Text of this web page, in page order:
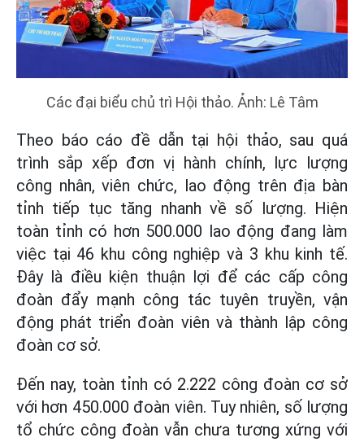
Các đại biểu chủ trì Hội thảo. Ảnh: Lê Tâm
Theo báo cáo đề dẫn tại hội thảo, sau quá
trình sắp xếp đơn vị hành chính, lực lượng
công nhân, viên chức, lao động trên địa bàn
tỉnh tiếp tục tăng nhanh về số lượng. Hiện
toàn tỉnh có hơn 500.000 lao động đang làm
việc tại 46 khu công nghiệp và 3 khu kinh tế.
Đây là điều kiện thuận lợi để các cấp công
đoàn đẩy mạnh công tác tuyên truyền, vận
động phát triển đoàn viên và thành lập công
đoàn cơ sở.
Đến nay, toàn tỉnh có 2.222 công đoàn cơ sở
với hơn 450.000 đoàn viên. Tuy nhiên, số lượng
tổ chức công đoàn vẫn chưa tương xứng với